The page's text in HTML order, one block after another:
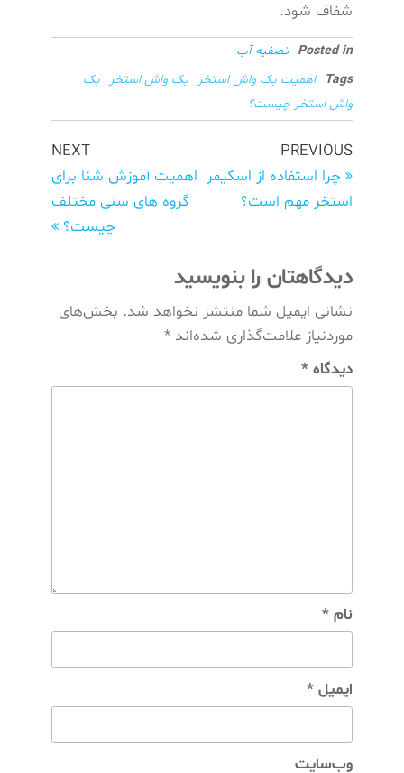
شفاف شود.
Posted in تصفیه آب
Tags
اهمیت بک واش استخر بک واش استخر
بک
واش استخر چیست؟
راهبری
نوشته‌ها
Previous
Post
PREVIOUS
چرا استفاده از اسکیمر
استخر مهم است؟
NEXT
اهمیت آموزش شنا برای
گروه های سنی مختلف
چیست؟
دیدگاهتان را بنویسید
نشانی ایمیل شما منتشر نخواهد شد. بخش‌های
موردنیاز علامت‌گذاری شده‌اند *
دیدگاه *
نام *
ایمیل *
وب‌سایت